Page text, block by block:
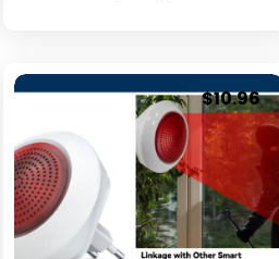
$10.96